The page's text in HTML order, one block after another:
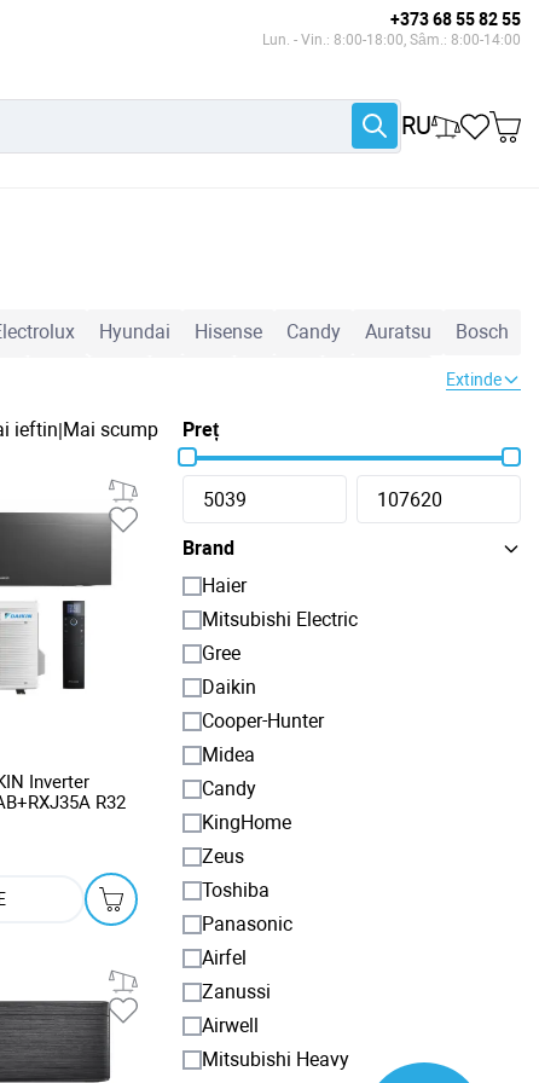
+373 68 55 82 55
Lun. - Vin.: 8:00-18:00, Sâm.: 8:00-14:00
RU
Hyundai Hisense Candy Auratsu
Bosch
BTU 24000 BTU
Extinde
ieftin|Mai scump
Inverter
R32
Preț
Brand
Haier
Mitsubishi Electric
Gree
Daikin
Cooper-Hunter
Midea
Candy
KingHome
Zeus
Toshiba
Panasonic
Airfel
Zanussi
Airwell
Mitsubishi Heavy